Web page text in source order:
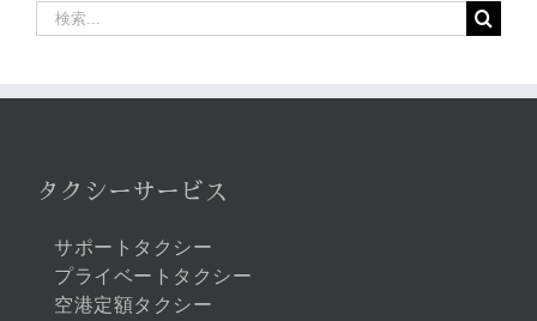
索
タクシーサービス
サポートタクシー
プライベートタクシー
空港定額タクシー